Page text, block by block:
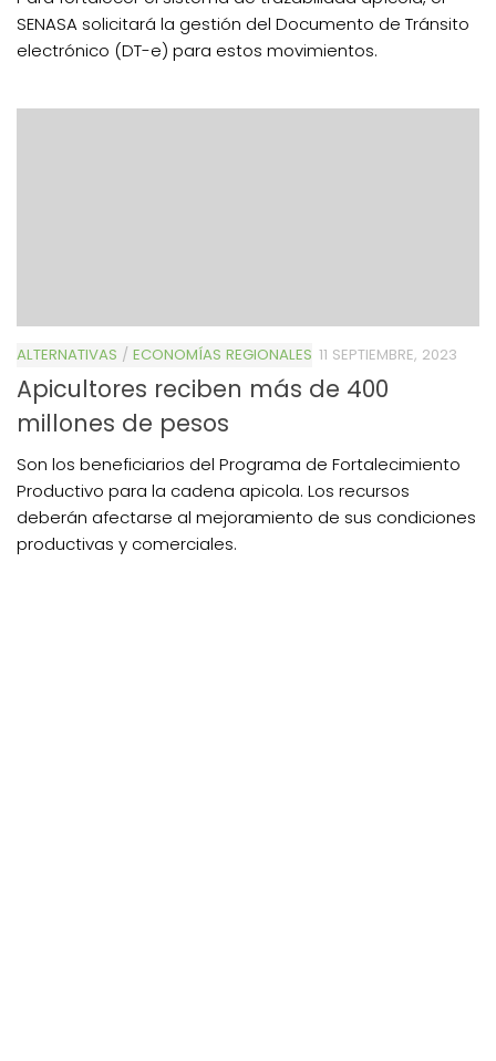
SENASA solicitará la gestión del Documento de Tránsito
electrónico (DT-e) para estos movimientos.
ALTERNATIVAS / ECONOMÍAS REGIONALES 11 SEPTIEMBRE, 2023
Apicultores reciben más de 400
millones de pesos
Son los beneficiarios del Programa de Fortalecimiento
Productivo para la cadena apicola. Los recursos
deberán afectarse al mejoramiento de sus condiciones
productivas y comerciales.